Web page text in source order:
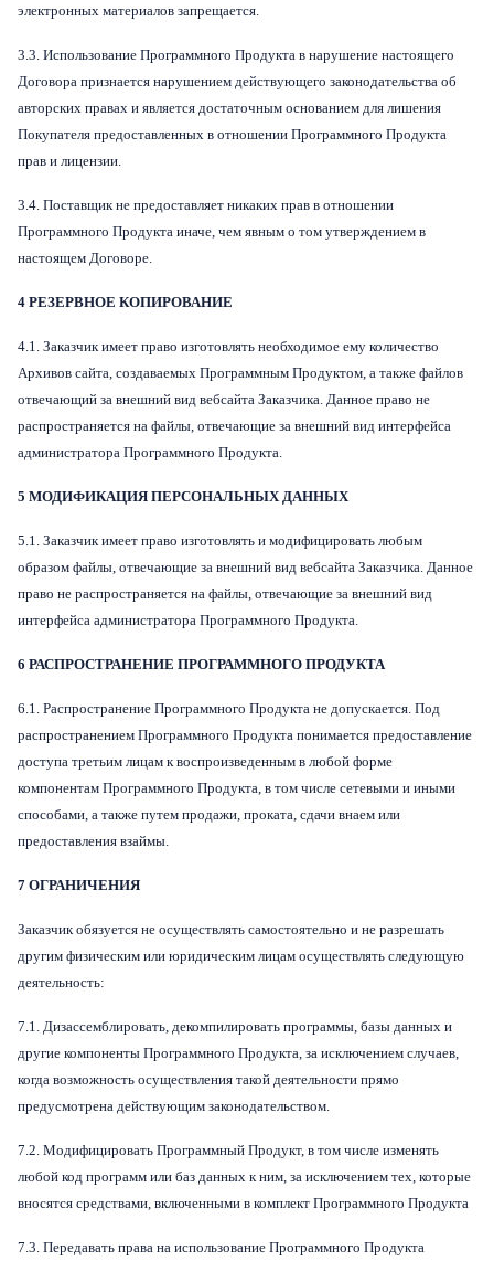
электронных материалов запрещается.
3.3. Использование Программного Продукта в нарушение настоящего
Договора признается нарушением действующего законодательства об
авторских правах и является достаточным основанием для лишения
Покупателя предоставленных в отношении Программного Продукта
прав и лицензии.
3.4. Поставщик не предоставляет никаких прав в отношении
Программного Продукта иначе, чем явным о том утверждением в
настоящем Договоре.
4 РЕЗЕРВНОЕ КОПИРОВАНИЕ
4.1. Заказчик имеет право изготовлять необходимое ему количество
Архивов сайта, создаваемых Программным Продуктом, а также файлов
отвечающий за внешний вид вебсайта Заказчика. Данное право не
распространяется на файлы, отвечающие за внешний вид интерфейса
администратора Программного Продукта.
5 МОДИФИКАЦИЯ ПЕРСОНАЛЬНЫХ ДАННЫХ
5.1. Заказчик имеет право изготовлять и модифицировать любым
образом файлы, отвечающие за внешний вид вебсайта Заказчика. Данное
право не распространяется на файлы, отвечающие за внешний вид
интерфейса администратора Программного Продукта.
6 РАСПРОСТРАНЕНИЕ ПРОГРАММНОГО ПРОДУКТА
6.1. Распространение Программного Продукта не допускается. Под
распространением Программного Продукта понимается предоставление
доступа третьим лицам к воспроизведенным в любой форме
компонентам Программного Продукта, в том числе сетевыми и иными
способами, а также путем продажи, проката, сдачи внаем или
предоставления взаймы.
7 ОГРАНИЧЕНИЯ
Заказчик обязуется не осуществлять самостоятельно и не разрешать
другим физическим или юридическим лицам осуществлять следующую
деятельность:
7.1. Дизассемблировать, декомпилировать программы, базы данных и
другие компоненты Программного Продукта, за исключением случаев,
когда возможность осуществления такой деятельности прямо
предусмотрена действующим законодательством.
7.2. Модифицировать Программный Продукт, в том числе изменять
любой код программ или баз данных к ним, за исключением тех, которые
вносятся средствами, включенными в комплект Программного Продукта
7.3. Передавать права на использование Программного Продукта